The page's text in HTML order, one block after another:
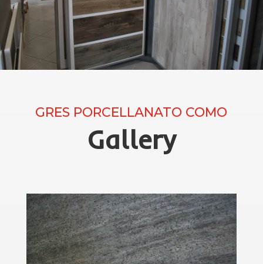
GRES PORCELLANATO COMO
Gallery